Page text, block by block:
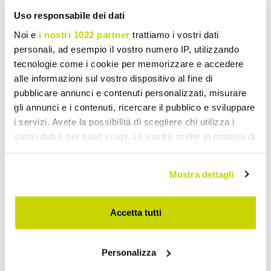
Uso responsabile dei dati
Noi e i nostri 1022 partner trattiamo i vostri dati
personali, ad esempio il vostro numero IP, utilizzando
tecnologie come i cookie per memorizzare e accedere
alle informazioni sul vostro dispositivo al fine di
pubblicare annunci e contenuti personalizzati, misurare
gli annunci e i contenuti, ricercare il pubblico e sviluppare
i servizi. Avete la possibilità di scegliere chi utilizza i
vostri dati e per quali scopi. Le vostre scelte in materia di
modificare o revocare il proprio consenso in qualsiasi
momento dalla Dichiarazione sui cookie o facendo clic
sull'icona di attivazione della privacy.
raccogliere informazioni sulla tua posizione
Mostra dettagli
Accetta tutti
Personalizza
Moderne Hanglampen